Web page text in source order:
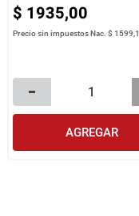
$ 1935,00
Precio sin impuestos Nac.$
AGREGAR